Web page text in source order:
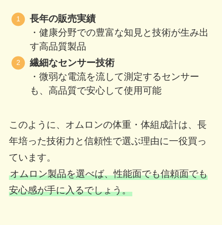
長年の販売実績
・健康分野での豊富な知見と技術が生み出
す高品質製品
繊細なセンサー技術
・微弱な電流を流して測定するセンサー
も、高品質で安心して使用可能
このように、オムロンの体重・体組成計は、長
年培った技術力と信頼性で選ぶ理由に一役買っ
ています。
オムロン製品を選べば、性能面でも信頼面でも
安心感が手に入るでしょう。